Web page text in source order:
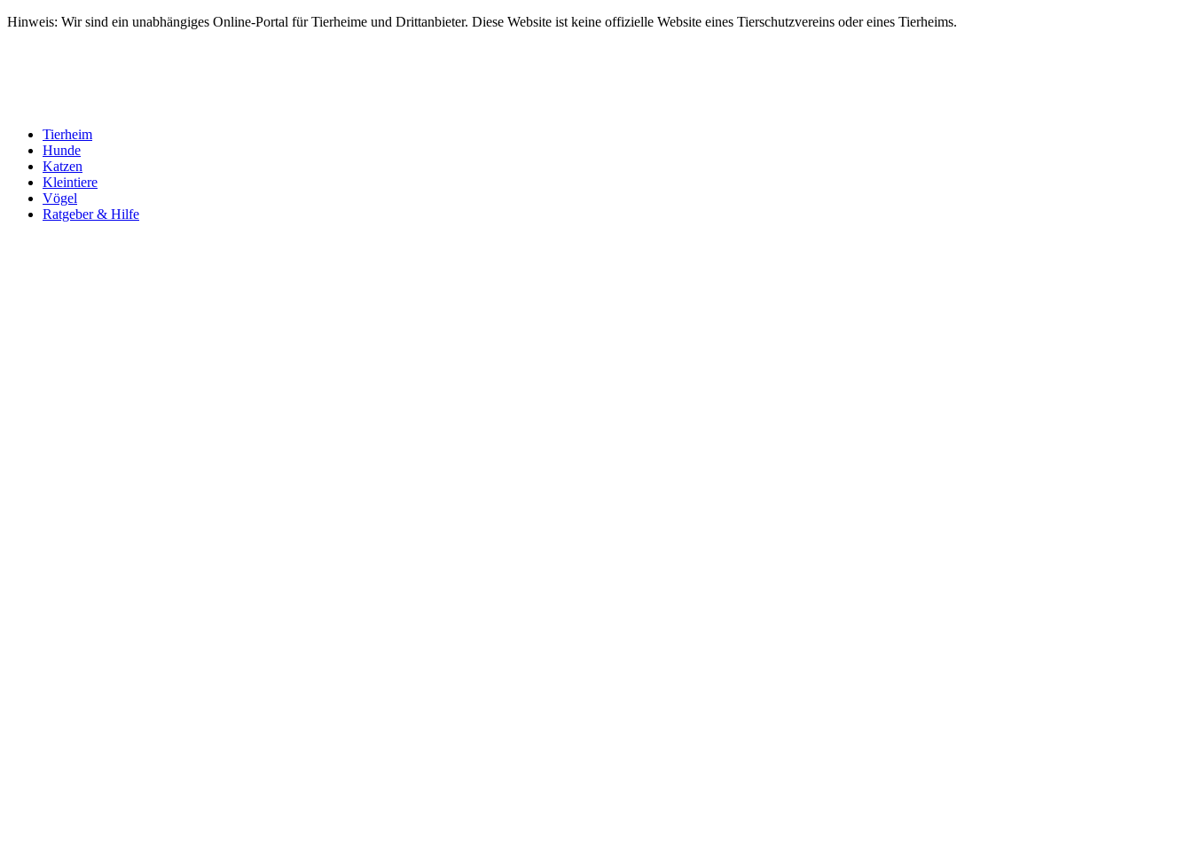
Hinweis: Wir sind ein unabhängiges Online-Portal für Tierheime und Drittanbieter. Diese Website ist keine offizielle Website eines Tierschutzvereins oder eines Tierheims.
Tierheim
Hunde
Katzen
Kleintiere
Vögel
Ratgeber & Hilfe